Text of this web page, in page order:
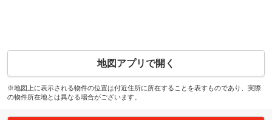
地図アプリで開く
※地図上に表示される物件の位置は付近住所に所在することを表すものであり、実際
の物件所在地とは異なる場合がございます。